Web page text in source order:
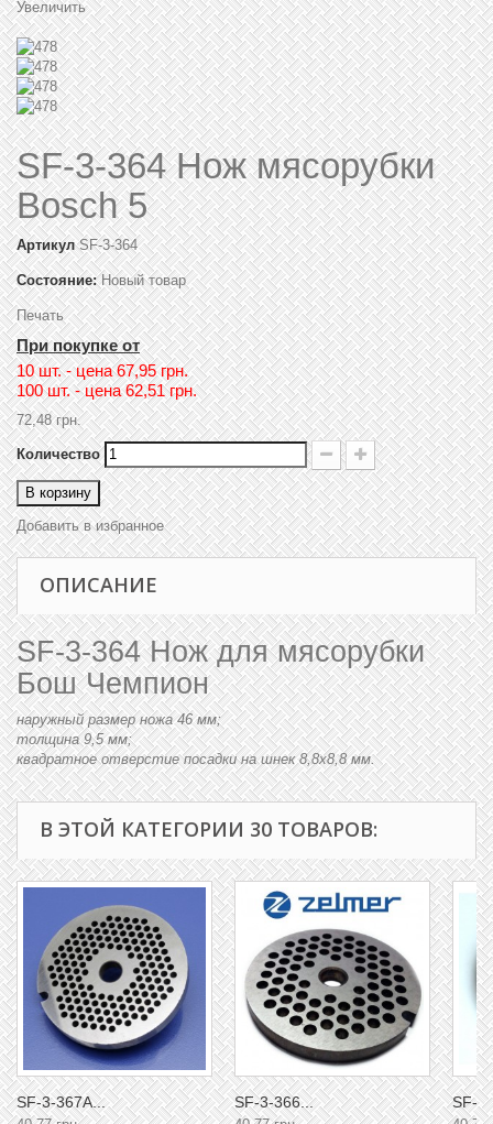
Увеличить
SF-3-364 Нож мясорубки
Bosch 5
Артикул SF-3-364
Состояние: Новый товар
Печать
При покупке от
10 шт. - цена67,95 грн.
100 шт. - цена62,51 грн.
72,48 грн.
Количество
В корзину
Добавить в избранное
ОПИСАНИЕ
SF-3-364 Нож для мясорубки
Бош Чемпион
наружный размер ножа 46 мм;
толщина 9,5 мм;
квадратное отверстие посадки на шнек 8,8x8,8 мм.
В ЭТОЙ КАТЕГОРИИ 30 ТОВАРОВ:
SF-3-367A... SF-3-366... SF-